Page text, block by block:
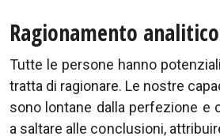
Ragionamento
Tutte le persone hanno
tratta di ragionare. Le nostre
sono lontane dalla perfezione e
a saltare alle conclusioni,